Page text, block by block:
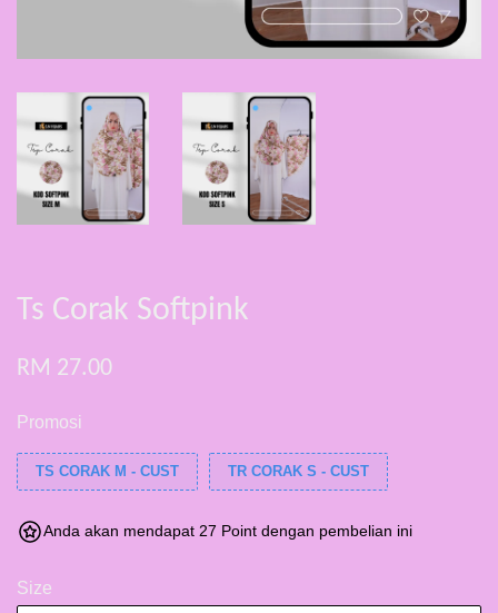
Ts Corak Softpink
RM 27.00
Promosi
TS CORAK M - CUST TR CORAK S - CUST
Anda akan mendapat 27 Point dengan pembelian ini
Size